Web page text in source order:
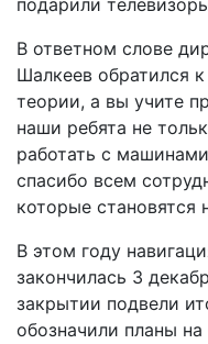
подарили
В ответном слове
Шалкеев обратился
теории, а вы учите
наши ребята не
работать с
спасибо всем
которые становятся
В этом году
закончилась 3
закрытии подвели
обозначили планы